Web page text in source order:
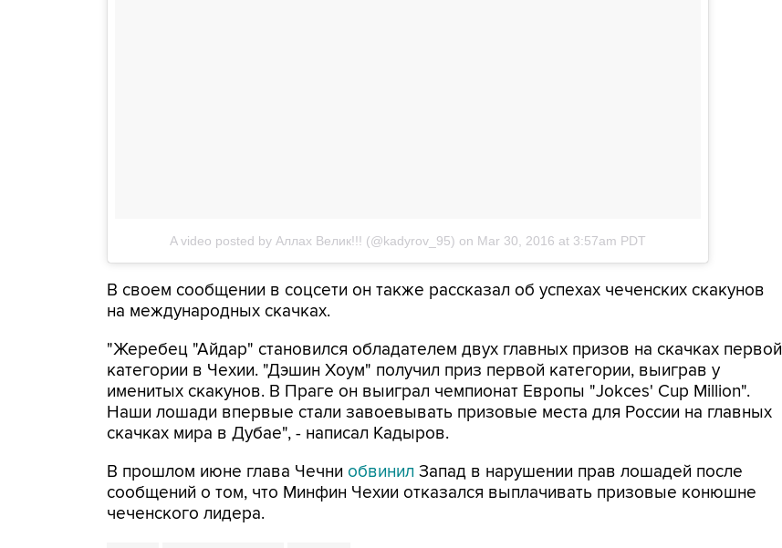
A video posted by Аллах Велик!!! (@kadyrov_95) on Mar 30, 2016 at 3:57am PDT
В своем сообщении в соцсети он также рассказал об успехах чеченских скакунов
на международных скачках.
"Жеребец "Айдар" становился обладателем двух главных призов на скачках первой
категории в Чехии. "Дэшин Хоум" получил приз первой категории, выиграв у
именитых скакунов. В Праге он выиграл чемпионат Европы "Jokces' Cup Million".
Наши лошади впервые стали завоевывать призовые места для России на главных
скачках мира в Дубае", - написал Кадыров.
В прошлом июне глава Чечни обвинил Запад в нарушении прав лошадей после
сообщений о том, что Минфин Чехии отказался выплачивать призовые конюшне
чеченского лидера.